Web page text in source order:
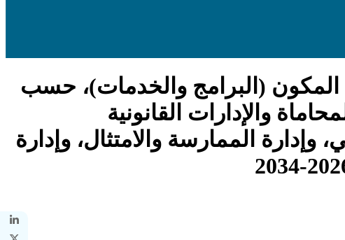
المكون (البرامج والخدمات)، حسب
والإدارات القانونية
الممارسة والامتثال، وإدارة